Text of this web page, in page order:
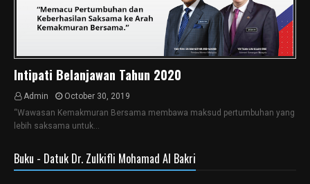
Intipati Belanjawan Tahun 2020
Admin
October 30, 2019
“Wawasan Kemakmuran Bersama membawa maksud pertumbuhan yang
lebih saksama untuk…
Buku - Datuk Dr. Zulkifli Mohamad Al Bakri